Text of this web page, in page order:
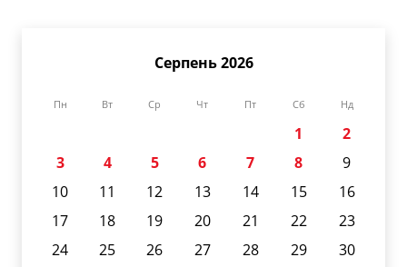
Серпень 2026
Пн Вт Ср Чт Пт Сб Нд
1
2
3
4 5 6 7 8
9
10
11 12 13 14 15
16
17
18 19 20 21 22
23
24
25 26 27 28 29
30